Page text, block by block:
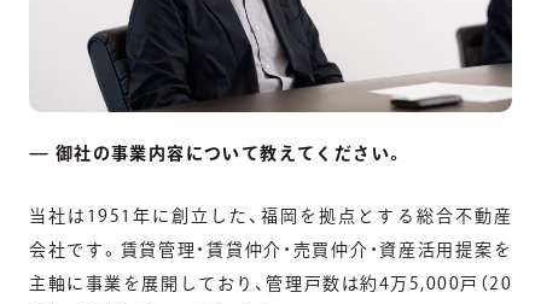
— 御社の事業内容について教えてください。
当社は1951年に創立した、福岡を拠点とする総合不動産
会社です。賃貸管理・賃貸仲介・売買仲介・資産活用提案を
主軸に事業を展開しており、管理戸数は約4万5,000戸（20